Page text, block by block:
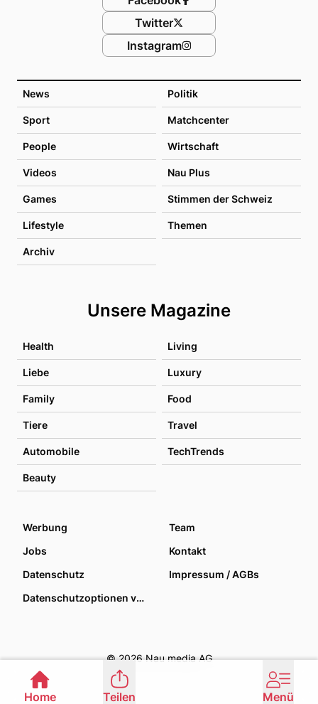
News Politik
Sport Matchcenter
People Wirtschaft
Videos Nau Plus
Games Stimmen der Schweiz
Lifestyle Themen
Archiv
Unsere Magazine
Health Living
Liebe Luxury
Family Food
Tiere Travel
Automobile TechTrends
Beauty
Twitter
Instagram
Werbung
Team
Jobs
Kontakt
Datenschutz
Impressum / AGBs
Datenschutzoptionen verwalten
© 2026 Nau media AG
Home Teilen Menü